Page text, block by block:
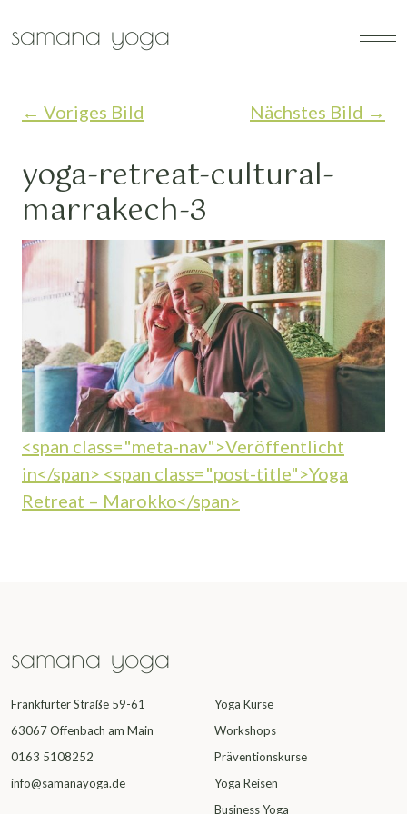
samana yoga
← Voriges Bild Nächstes Bild →
yoga-retreat-cultural-
marrakech-3
Beitragsnavigation
<span class="meta-nav">Veröffentlicht
in</span> <span class="post-title">Yoga
Retreat – Marokko</span>
samana yoga
Frankfurter Straße 59-61
63067 Offenbach am Main
0163 5108252
info@samanayoga.de
Yoga Kurse
Workshops
Präventionskurse
Yoga Reisen
Business Yoga